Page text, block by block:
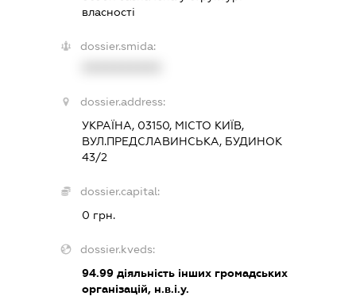
власності
dossier.smida:
dossier.address:
УКРАЇНА, 03150, МІСТО КИЇВ,
ВУЛ.ПРЕДСЛАВИНСЬКА, БУДИНОК
43/2
dossier.capital:
0 грн.
dossier.kveds:
94.99діяльність інших громадських
організацій, н.в.і.у.